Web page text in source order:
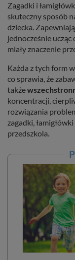
Zagadki i
skuteczny sposób
dziecka.
jednocześnie
miały znaczenie
Każda z tych form
co sprawia, że
także
koncentracji,
rozwiązania
zagadki,
przedszkola.